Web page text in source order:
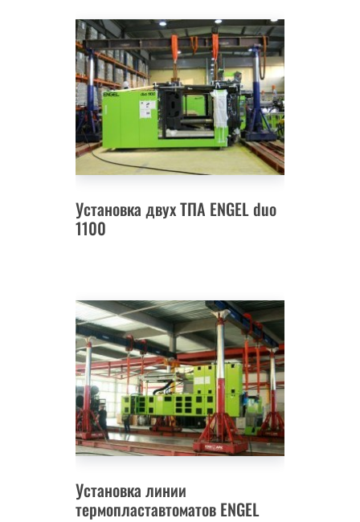
Установка двух ТПА ENGEL duo
1100
Установка линии
термопластавтоматов ENGEL